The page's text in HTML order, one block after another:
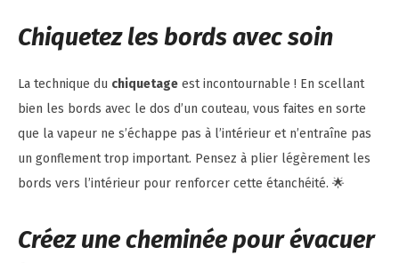
Chiquetez les bords avec soin
La technique du chiquetage est incontournable ! En scellant
bien les bords avec le dos d’un couteau, vous faites en sorte
que la vapeur ne s’échappe pas à l’intérieur et n’entraîne pas
un gonflement trop important. Pensez à plier légèrement les
bords vers l’intérieur pour renforcer cette étanchéité. 🌟
Créez une cheminée pour évacuer